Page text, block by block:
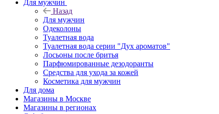
Для мужчин
Назад
Для мужчин
Одеколоны
Туалетная вода
Туалетная вода серии "Дух ароматов"
Лосьоны после бритья
Парфюмированные дезодоранты
Средства для ухода за кожей
Косметика для мужчин
Для дома
Магазины в Москве
Магазины в регионах